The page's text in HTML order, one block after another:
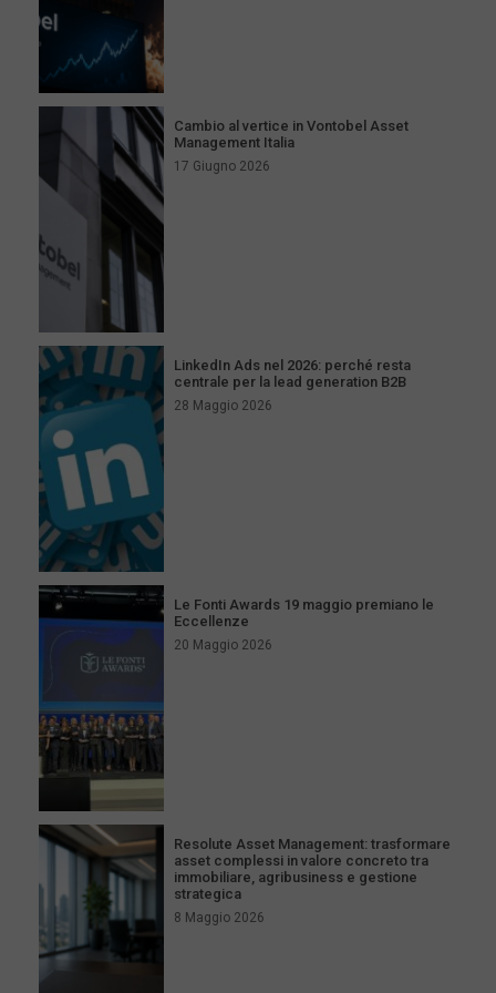
Cambio al vertice in Vontobel Asset
Management Italia
17 Giugno 2026
LinkedIn Ads nel 2026: perché resta
centrale per la lead generation B2B
28 Maggio 2026
Le Fonti Awards 19 maggio premiano le
Eccellenze
20 Maggio 2026
Resolute Asset Management: trasformare
asset complessi in valore concreto tra
immobiliare, agribusiness e gestione
strategica
8 Maggio 2026